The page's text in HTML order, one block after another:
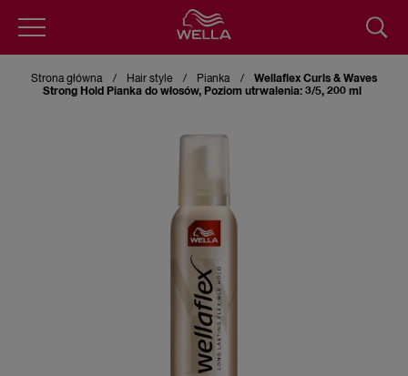
Strona główna Hair style Pianka
Wellaflex Curls & Waves
Strong Hold Pianka do włosów, Poziom utrwalenia: 3/5, 200 ml